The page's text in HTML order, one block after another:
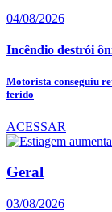
04/08/2026
Incêndio destrói
Motorista conseguiu
ferido
ACESSAR
Geral
03/08/2026